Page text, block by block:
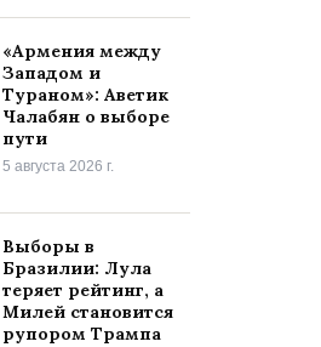
«Армения между
Западом и
Тураном»: Аветик
Чалабян о выборе
пути
5 августа 2026 г.
Выборы в
Бразилии: Лула
теряет рейтинг, а
Милей становится
рупором Трампа